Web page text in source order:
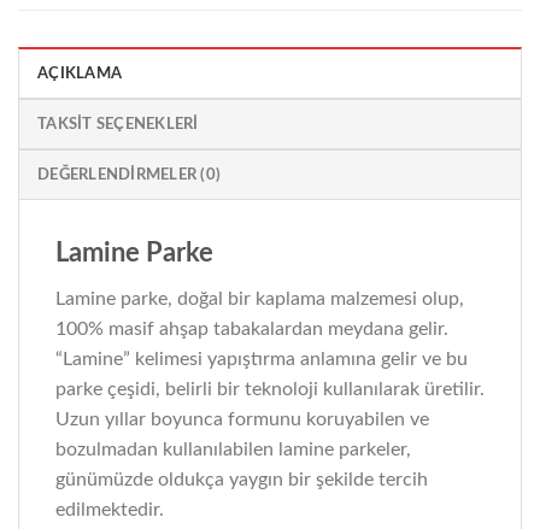
AÇIKLAMA
TAKSIT SEÇENEKLERI
DEĞERLENDIRMELER (0)
Lamine Parke
Lamine parke, doğal bir kaplama malzemesi olup,
100% masif ahşap tabakalardan meydana gelir.
“Lamine” kelimesi yapıştırma anlamına gelir ve bu
parke çeşidi, belirli bir teknoloji kullanılarak üretilir.
Uzun yıllar boyunca formunu koruyabilen ve
bozulmadan kullanılabilen lamine parkeler,
günümüzde oldukça yaygın bir şekilde tercih
edilmektedir.